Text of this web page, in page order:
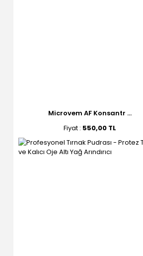
Microvem AF Konsantr ...
Fiyat : 550,00 TL